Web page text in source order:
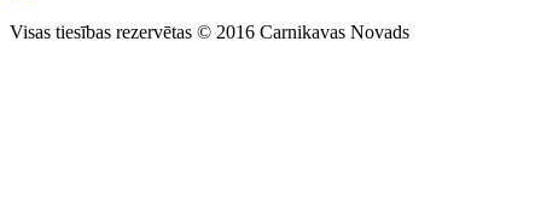
Visas tiesības rezervētas © 2016 Carnikavas Novads